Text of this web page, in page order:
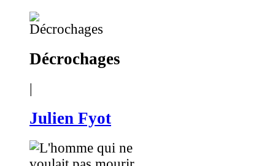
Décrochages
|
Julien Fyot